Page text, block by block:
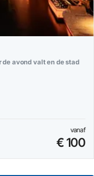
de avond valt en de stad
vanaf
€ 100